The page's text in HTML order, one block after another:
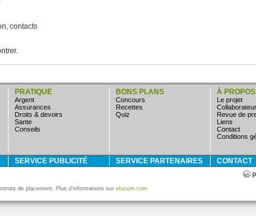
contacts
PRATIQUE
argent
assurances
droits & devoirs
sante
conseils
BONS PLANS
concours
Recettes
quiz
À PROPOS
Le projet
Revue de
Liens
Contact
Conditions
SERVICE PUBLICITÉ SERVICE PARTENAIRES CONTACT
de placement. Plus d’informations sur etucom.com